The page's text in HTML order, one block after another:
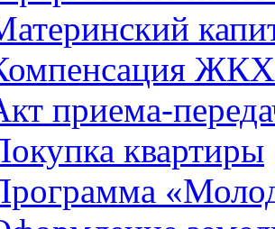
ЖКХ
приема-
квартиры